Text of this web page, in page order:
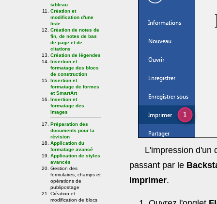
tableau
Création et
modification d'une
liste
Création de notes de
fin, de notes de bas
de page et de
citations
Création de légendes
Insertion et
formatage des blocs
de construction
Insertion et
formatage de formes
et SmartArt
Insertion et
formatage des
images
Préparation des
documents pour la
révision
Application du
formatage avancé
Application de styles
avancés
Gestion des
formulaires, champs et
opérations de
publipostage
Création et
modification de blocs
L'impression d'un
passant par le
Imprimer.